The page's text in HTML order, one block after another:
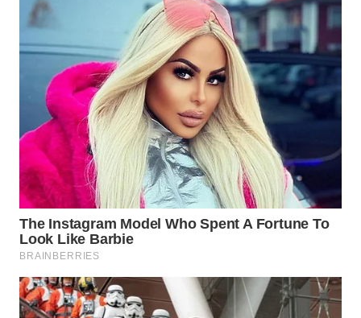
WN
KARO
WN
SIMALUNGUN
WN
LABUHANBATU
WN
TAPANULI
TENGAH
SERDANG